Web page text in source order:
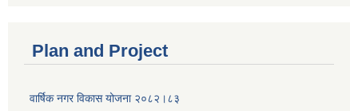
Plan and Project
वार्षिक नगर विकास योजना २०८२।८३